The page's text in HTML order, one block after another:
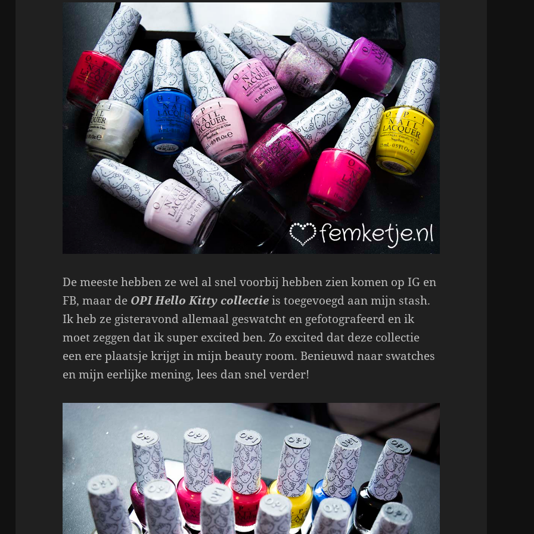
De meeste hebben ze wel al snel voorbij hebben zien komen op IG en
FB, maar de OPI Hello Kitty collectieis toegevoegd aan mijn stash.
Ik heb ze gisteravond allemaal geswatcht en gefotografeerd en ik
moet zeggen dat ik super excited ben. Zo excited dat deze collectie
een ere plaatsje krijgt in mijn beauty room. Benieuwd naar swatches
en mijn eerlijke mening, lees dan snel verder!